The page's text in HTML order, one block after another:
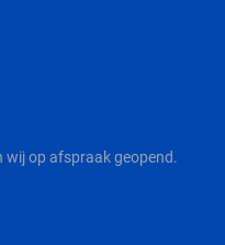
wij op afspraak geopend.